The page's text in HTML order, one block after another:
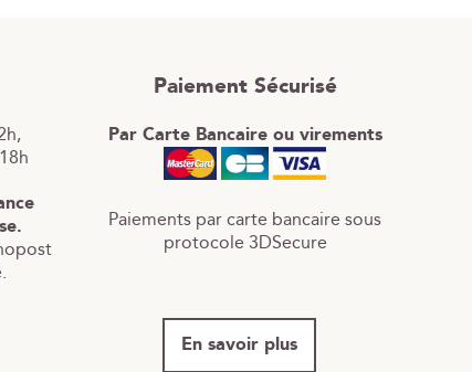
Paiement Sécurisé
Par Carte Bancaire ou virements
Paiements par carte bancaire sous
protocole 3DSecure
En savoir plus